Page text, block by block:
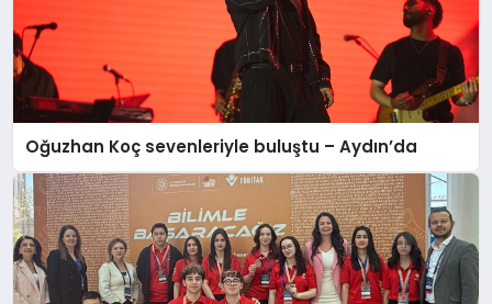
Oğuzhan Koç sevenleriyle buluştu – Aydın’da